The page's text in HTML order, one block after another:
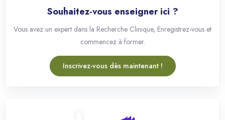
Souhaitez-vous enseigner ici ?
Vous avez un expert dans la Recherche Clinique, Enregistrez-vous et
commencez à former.
Inscrivez-vous dès maintenant !